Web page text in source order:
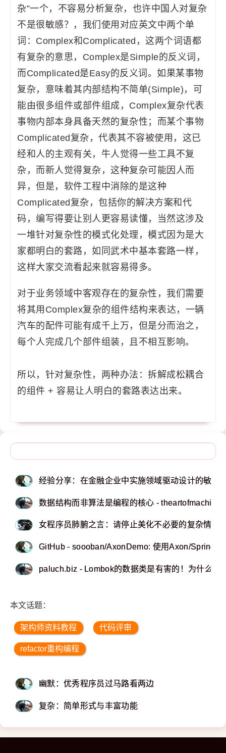
杂”一个，不容易分析复杂，也许中国人对复杂
不是很敏感？，我们使用对应英文中两个单
词：Complex和Complicated，这两个词语都
有复杂的意思，Complex是Simple的反义词，
而Complicated是Easy的反义词。如果某事物
复杂，意味着其内部结构不简单(Simple)，可
能由很多组件或部件组成，Complex复杂代表
事物内部本身具备天然的复杂性；而某个事物
Complicated复杂，代表其不容被使用，这已
经和人的主观有关，牛人觉得一些工具不复
杂，而新人觉得复杂，这种复杂可能因人而
异，但是，软件工程中消除的是这种
Complicated复杂，包括你的解决方案和代
码，编写得要让别人更容易读懂，当然这涉及
一堆针对复杂性的模式化处理，模式因为是大
家都明白的套路，如同武术中基本套路一样，
这样大家交流看起来就容易得多。
对于业务领域中客观存在的复杂性，我们需要
将其用Complex复杂的组件结构来表达，一辆
汽车的配件可能有成千上万，但是分而治之，
每个人完成几个部件组装，且不相互影响。
所以，针对复杂性，两种办法：拆解成松耦合
的组件 + 容易让人明白的套路表达出来。
经验分享：在金融企业中实施领域驱动设计的敏捷
数据结构而非算法是编程的核心 -
GitHub - soooban/AxonDemo: 使用Axon/Spring
paluch.biz - Lombok的数据类是有害的！为什么我
本文话题：
架构师资料教程 代码评审
refactor重构编程
幽默：优秀程序员过马路看两边
复杂：简单形式与丰富功能